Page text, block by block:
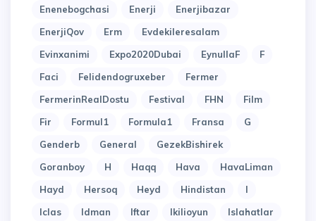
Enenebogchasi
Enerji
Enerjibazar
EnerjiQov
Erm
Evdekileresalam
Evinxanimi
Expo2020Dubai EynullaF
F
Faci
Felidendogruxeber
Fermer
FermerinRealDostu
Festival FHN
Film
Fir
Formul1 Formula1 Fransa
G
Genderb
General
GezekBishirek
Goranboy
H Haqq Hava
HavaLiman
Hayd
Hersoq Heyd Hindistan
I
Iclas
Idman Iftar Ikilioyun
Islahatlar